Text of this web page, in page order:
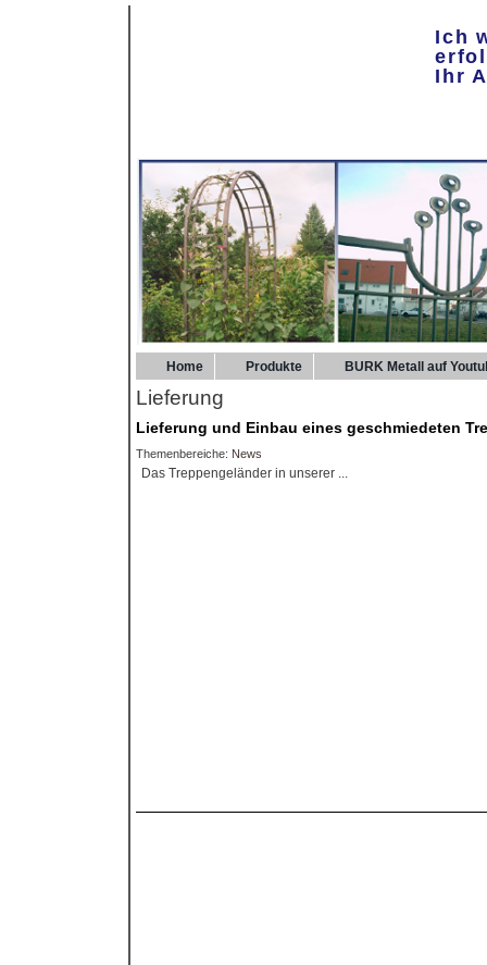
Ich
Ihr
Home Produkte BURK Metall auf
Lieferung
Lieferung und Einbau eines geschmiedeten
Themenbereiche: News
Das Treppengeländer in unserer ...